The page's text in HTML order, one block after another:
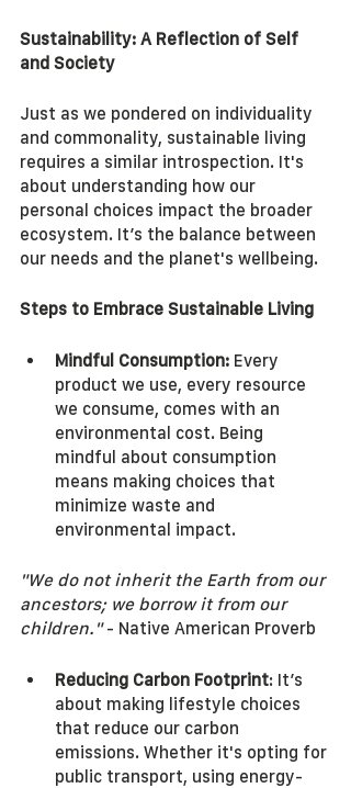
Sustainability: A Reflection of Self
and Society
Just as we pondered on individuality
and commonality, sustainable living
requires a similar introspection. It's
about understanding how our
personal choices impact the broader
ecosystem. It’s the balance between
our needs and the planet's wellbeing.
Steps to Embrace Sustainable Living
Mindful Consumption: Every
product we use, every resource
we consume, comes with an
environmental cost. Being
mindful about consumption
means making choices that
minimize waste and
environmental impact.
"We do not inherit the Earth from our
ancestors; we borrow it from our
children." - Native American Proverb
Reducing Carbon Footprint: It’s
about making lifestyle choices
that reduce our carbon
emissions. Whether it's opting for
public transport, using energy-